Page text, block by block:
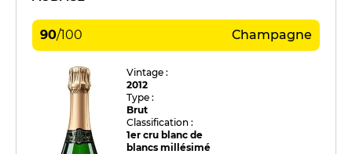
90/100 Champagne
Vintage :
2012
Type :
Brut
Classification :
1er cru blanc de
blancs millésimé